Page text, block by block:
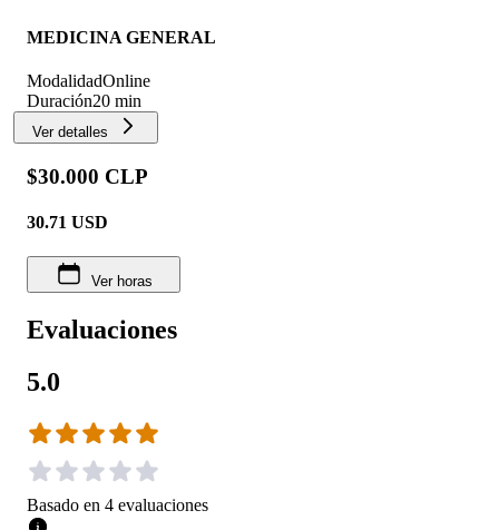
MEDICINA GENERAL
ModalidadOnline
Duración20 min
Ver detalles
$30.000 CLP
30.71 USD
Ver horas
Evaluaciones
5.0
Basado en 4 evaluaciones